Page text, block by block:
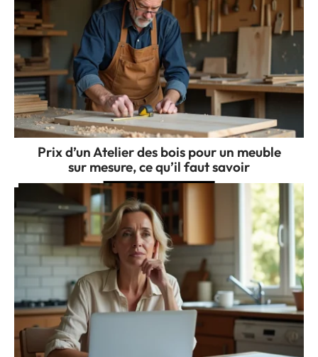
Prix d’un Atelier des bois pour un meuble
sur mesure, ce qu’il faut savoir